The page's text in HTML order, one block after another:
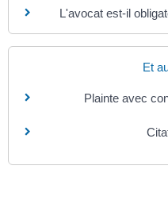
L'avocat est-il
Et
Plainte avec